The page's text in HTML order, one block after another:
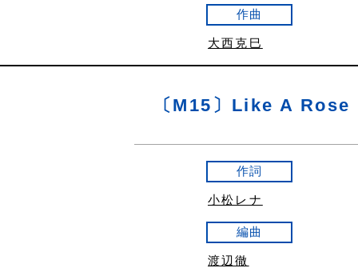
作曲
大西克巳
〔M15〕Like A Rose
作詞
小松レナ
編曲
渡辺徹